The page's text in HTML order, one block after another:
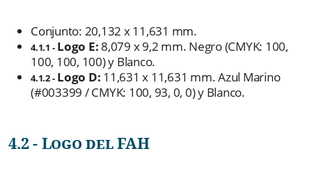
Conjunto: 20,132 x 11,631 mm.
4.1.1 -Logo E: 8,079 x 9,2 mm. Negro (CMYK: 100,
100, 100, 100) y Blanco.
4.1.2 -Logo D: 11,631 x 11,631 mm. Azul Marino
(#003399 / CMYK: 100, 93, 0, 0) y Blanco.
4.2 - Logo del FAH